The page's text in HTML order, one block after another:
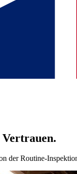
Vertrauen.
der Routine-